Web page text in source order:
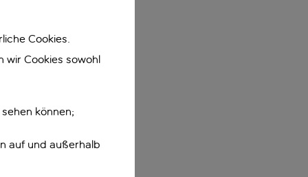
Cookies.
wir Cookies sowohl
können;
auf und außerhalb